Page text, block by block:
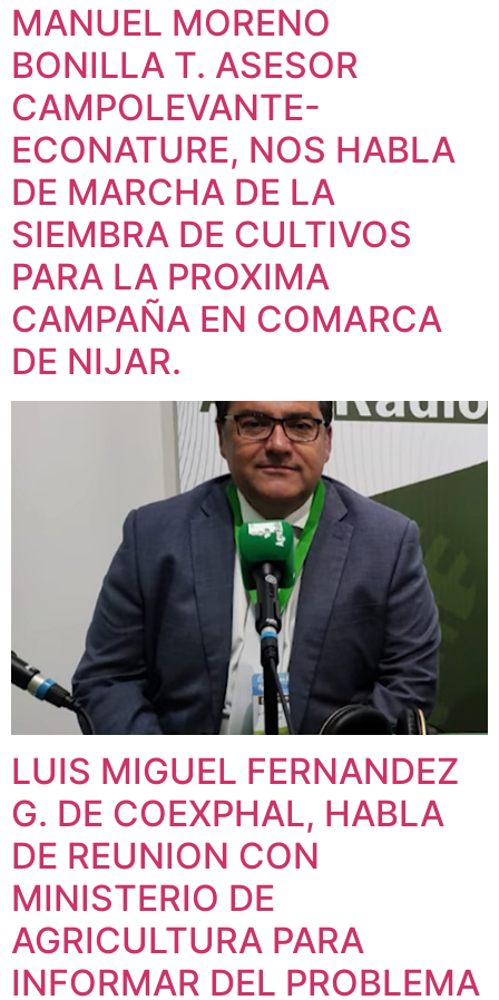
MANUEL MORENO
BONILLA T. ASESOR
CAMPOLEVANTE-
ECONATURE, NOS HABLA
DE MARCHA DE LA
SIEMBRA DE CULTIVOS
PARA LA PROXIMA
CAMPAÑA EN COMARCA
DE NIJAR.
LUIS MIGUEL FERNANDEZ
G. DE COEXPHAL, HABLA
DE REUNION CON
MINISTERIO DE
AGRICULTURA PARA
INFORMAR DEL PROBLEMA